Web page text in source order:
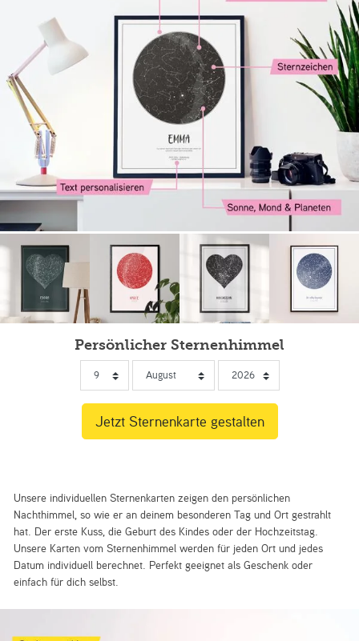
Persönlicher Sternenhimmel
Unsere individuellen Sternenkarten zeigen den persönlichen
Nachthimmel, so wie er an deinem besonderen Tag und Ort gestrahlt
hat. Der erste Kuss, die Geburt des Kindes oder der Hochzeitstag.
Unsere Karten vom Sternenhimmel werden für jeden Ort und jedes
Datum individuell berechnet. Perfekt geeignet als Geschenk oder
einfach für dich selbst.